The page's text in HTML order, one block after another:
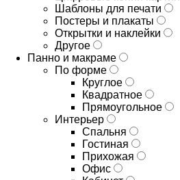
Шаблоны для печати
Постеры и плакаты
Открытки и наклейки
Другое
Панно и макраме
По форме
Круглое
Квадратное
Прямоугольное
Интерьер
Спальня
Гостиная
Прихожая
Офис